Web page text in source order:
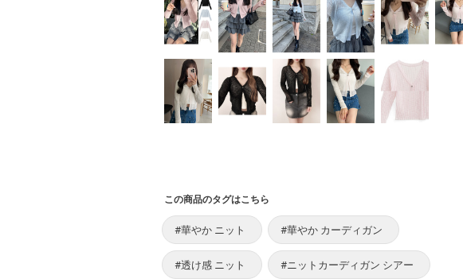
この商品のタグはこちら
#華やか ニット #華やか カーディガン
#透け感 ニット #ニットカーディガン シアー